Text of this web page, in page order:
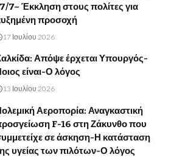
7– Έκκληση στους πολίτες για
προσοχή
17 Ιουλίου 2026
Απόψε έρχεται Υπουργός-
είναι-Ο λόγος
13 Ιουλίου 2026
Αεροπορία: Αναγκαστική
F-16 στη Ζάκυνθο που
σε άσκηση-Η κατάσταση
υγείας των πιλότων-Ο λόγος